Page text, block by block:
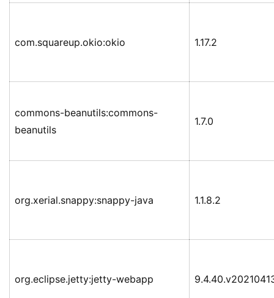
com.squareup.okio:okio 1.17.2
commons-beanutils:commons-
beanutils
1.7.0
org.xerial.snappy:snappy-java 1.1.8.2
org.eclipse.jetty:jetty-webapp